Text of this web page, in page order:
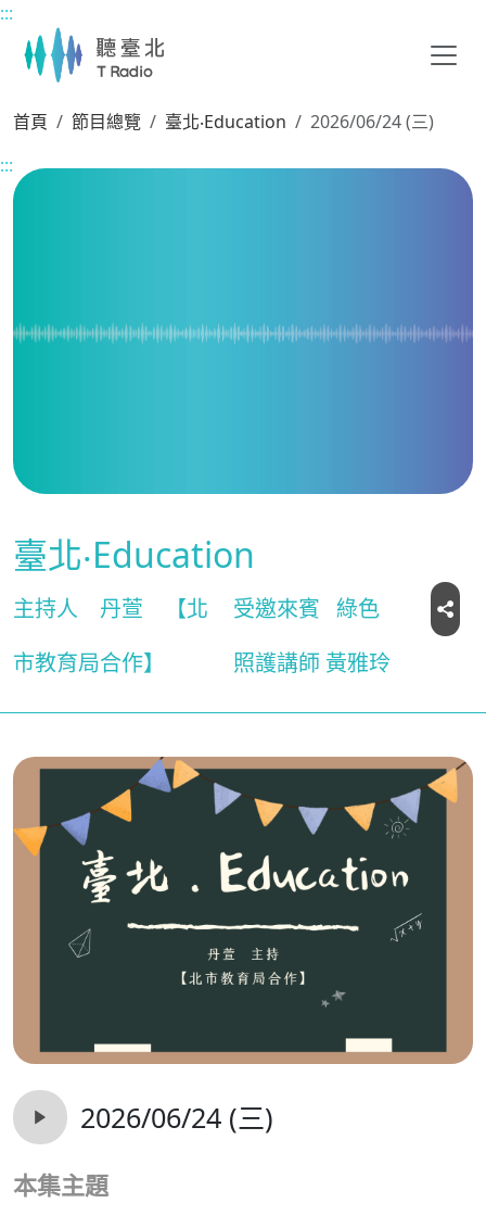
主要內容區塊
:::
首頁 節目總覽 臺北‧Education
2026/06/24 (三)
:::
臺北‧Education
主持人 丹萱
【北
市教育局合作】
受邀來賓 綠色
照護講師 黃雅玲
2026/06/24 (三)
本集主題